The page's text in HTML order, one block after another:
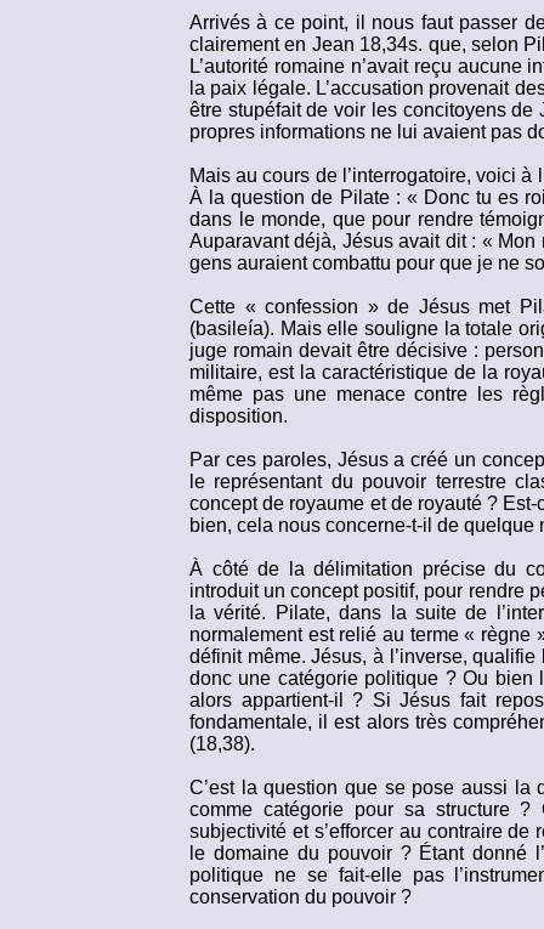
Arrivés à ce point, il nous faut passer
clairement en Jean 18,34s. que, selon
L’autorité romaine n’avait reçu
la paix légale. L’accusation provenait
être stupéfait de voir les concitoyens
propres informations ne lui avaient pas
Mais au cours de l’interrogatoire, voici
À la question de Pilate : « Donc tu es
dans le monde, que pour rendre
Auparavant déjà, Jésus avait dit : «
gens auraient combattu pour que je ne
Cette « confession » de Jésus met
(basileía). Mais elle souligne la totale
juge romain devait être décisive :
militaire, est la caractéristique de la
même pas une menace contre les
disposition.
Par ces paroles, Jésus a créé un
le représentant du pouvoir terrestre
concept de royaume et de royauté ?
bien, cela nous concerne-t-il de quelque
À côté de la délimitation précise du
introduit un concept positif, pour rendre
la vérité. Pilate, dans la suite de
normalement est relié au terme « règne
définit même. Jésus, à l’inverse,
donc une catégorie politique ? Ou
alors appartient-il ? Si Jésus fait
fondamentale, il est alors très
(18,38).
C’est la question que se pose aussi la
comme catégorie pour sa structure
subjectivité et s’efforcer au contraire
le domaine du pouvoir ? Étant donné
politique ne se fait-elle pas
conservation du pouvoir ?